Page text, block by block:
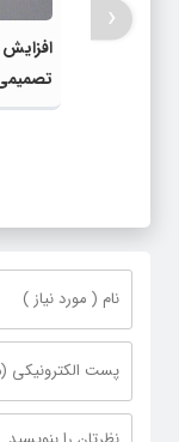
دولت،
‹